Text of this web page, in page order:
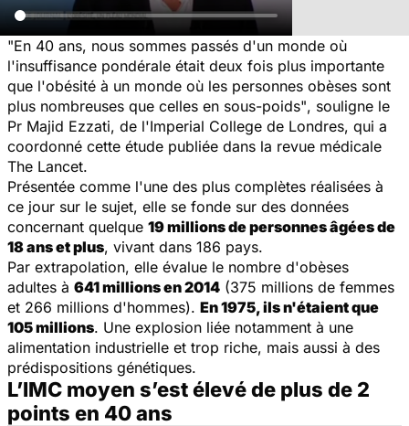
"En 40 ans, nous sommes passés d'un monde où
l'insuffisance pondérale était deux fois plus importante
que l'obésité à un monde où les personnes obèses sont
plus nombreuses que celles en sous-poids", souligne le
Pr Majid Ezzati, de l'Imperial College de Londres, qui a
coordonné cette étude publiée dans la revue médicale
The Lancet.
Présentée comme l'une des plus complètes réalisées à
ce jour sur le sujet, elle se fonde sur des données
concernant quelque 19 millions de personnes âgées de
18 ans et plus, vivant dans 186 pays.
Par extrapolation, elle évalue le nombre d'obèses
adultes à 641 millions en 2014 (375 millions de femmes
et 266 millions d'hommes). En 1975, ils n'étaient que
105 millions. Une explosion liée notamment à une
alimentation industrielle et trop riche, mais aussi à des
prédispositions génétiques.
L’IMC moyen s’est élevé de plus de 2
points en 40 ans